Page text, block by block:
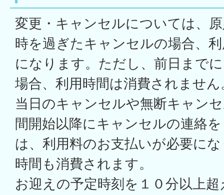
変更・キャンセルについては、
時を過ぎたキャンセルの場合、
になります。ただし、前日まで
場合、利用時間は消費されません
当日のキャンセルや無断キャン
間開始以降にキャンセルの連絡
は、利用料のお支払いが必要に
時間も消費されます。
お迎えの予定時刻を１０分以上